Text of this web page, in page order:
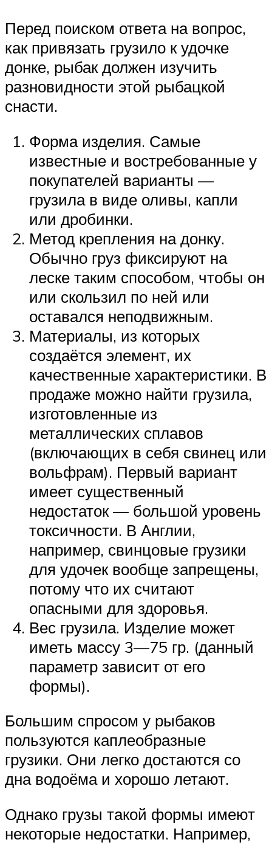
Перед поиском ответа на вопрос,
как привязать грузило к удочке
донке, рыбак должен изучить
разновидности этой рыбацкой
снасти.
Форма изделия. Самые
известные и востребованные у
покупателей варианты —
грузила в виде оливы, капли
или дробинки.
Метод крепления на донку.
Обычно груз фиксируют на
леске таким способом, чтобы он
или скользил по ней или
оставался неподвижным.
Материалы, из которых
создаётся элемент, их
качественные характеристики. В
продаже можно найти грузила,
изготовленные из
металлических сплавов
(включающих в себя свинец или
вольфрам). Первый вариант
имеет существенный
недостаток — большой уровень
токсичности. В Англии,
например, свинцовые грузики
для удочек вообще запрещены,
потому что их считают
опасными для здоровья.
Вес грузила. Изделие может
иметь массу 3—75 гр. (данный
параметр зависит от его
формы).
Большим спросом у рыбаков
пользуются каплеобразные
грузики. Они легко достаются со
дна водоёма и хорошо летают.
Однако грузы такой формы имеют
некоторые недостатки. Например,